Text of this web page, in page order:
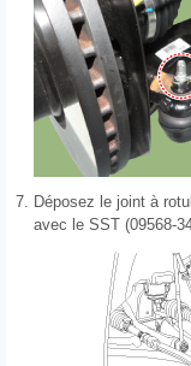
7. Déposez le joint à
avec le SST (09568-